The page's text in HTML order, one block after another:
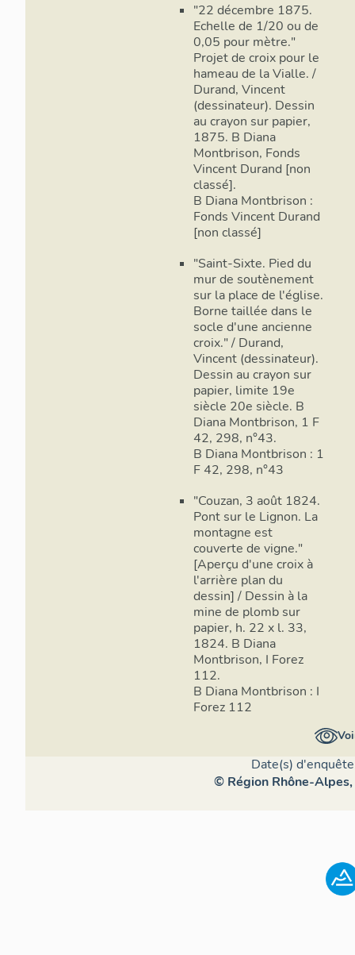
"22 décembre 1875.
Echelle de 1/20 ou de
0,05 pour mètre."
Projet de croix pour le
hameau de la Vialle. /
Durand, Vincent
(dessinateur). Dessin
au crayon sur papier,
1875. B Diana
Montbrison, Fonds
Vincent Durand [non
classé].
B Diana Montbrison :
Fonds Vincent Durand
[non classé]
"Saint-Sixte. Pied du
mur de soutènement
sur la place de l'église.
Borne taillée dans le
socle d'une ancienne
croix." / Durand,
Vincent (dessinateur).
Dessin au crayon sur
papier, limite 19e
siècle 20e siècle. B
Diana Montbrison, 1 F
42, 298, n°43.
B Diana Montbrison : 1
F 42, 298, n°43
"Couzan, 3 août 1824.
Pont sur le Lignon. La
montagne est
couverte de vigne."
[Aperçu d'une croix à
l'arrière plan du
dessin] / Dessin à la
mine de plomb sur
papier, h. 22 x l. 33,
1824. B Diana
Montbrison, I Forez
112.
B Diana Montbrison : I
Forez 112
Date(s)
© Région Rhône-